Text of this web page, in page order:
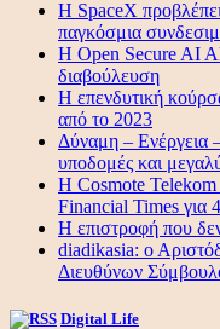
Η SpaceX
παγκόσμια
Η Open Secure AI
διαβούλευση
Η επενδυτική
από το 2023
Δύναμη –
υποδομές και
Η Cosmote Telekom
Financial Times για
Η επιστροφή που
diadikasia: ο
Διευθύνων
Digital Life